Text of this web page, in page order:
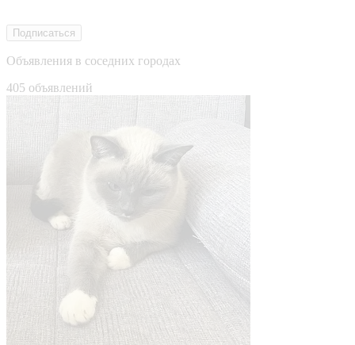
Подписаться
Объявления в соседних городах
405 объявлений